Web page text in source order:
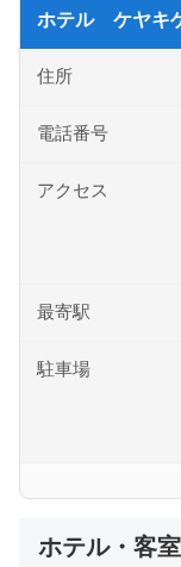
ホテル ケヤキ
住所
電話番号
アクセス
最寄駅
駐車場
ホテル・客